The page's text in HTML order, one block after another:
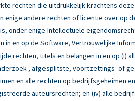
rechten die uitdrukkelijk krachtens
andere rechten of licentie over op
onder enige Intellectuele
en op de Software, Vertrouwelijke
rechten, titels en belangen in en op (i)
, afgesplitste, voortzettings- of
en alle rechten op bedrijfsgeheimen
auteursrechten; en (iv) alle